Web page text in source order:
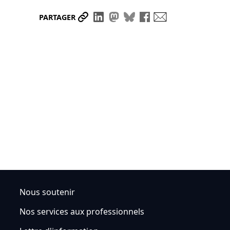
PARTAGER Partager le lien
Partager sur LinkedIn
Partager sur Mastodon
Partager sur Bluesky
Partager sur
Nous soutenir
Nos services aux professionnels